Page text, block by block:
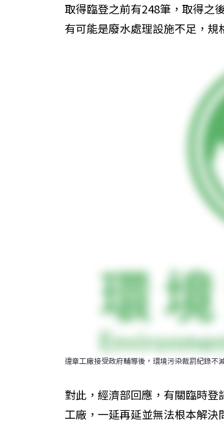
取得臨登之前有248筆，取得之
有可能是廢水處理設施不足，規
違章工廠接受政府輔導後，環境污染裁罰紀錄不
對此，經濟部回應，有關臨時
工廠，一延再延並無法根本解